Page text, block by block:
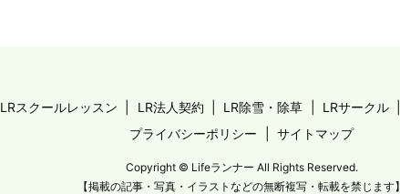
LRスクールレッスン LR法人契約 LR除雪・除草 LRサークル
プライバシーポリシー
サイトマップ
Copyright © Lifeランナー All Rights Reserved.
【掲載の記事・写真・イラストなどの無断複写・転載を禁じます】